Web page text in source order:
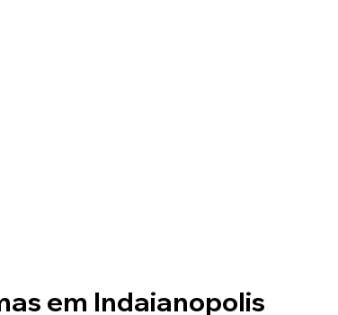
em Indaianopolis